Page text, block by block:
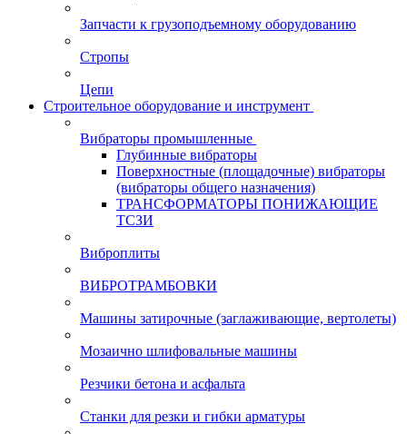
Запчасти к грузоподъемному оборудованию
Стропы
Цепи
Строительное оборудование и инструмент
Вибраторы промышленные
Глубинные вибраторы
Поверхностные (площадочные) вибраторы
(вибраторы общего назначения)
ТРАНСФОРМАТОРЫ ПОНИЖАЮЩИЕ
ТСЗИ
Виброплиты
ВИБРОТРАМБОВКИ
Машины затирочные (заглаживающие, вертолеты)
Мозаично шлифовальные машины
Резчики бетона и асфальта
Станки для резки и гибки арматуры